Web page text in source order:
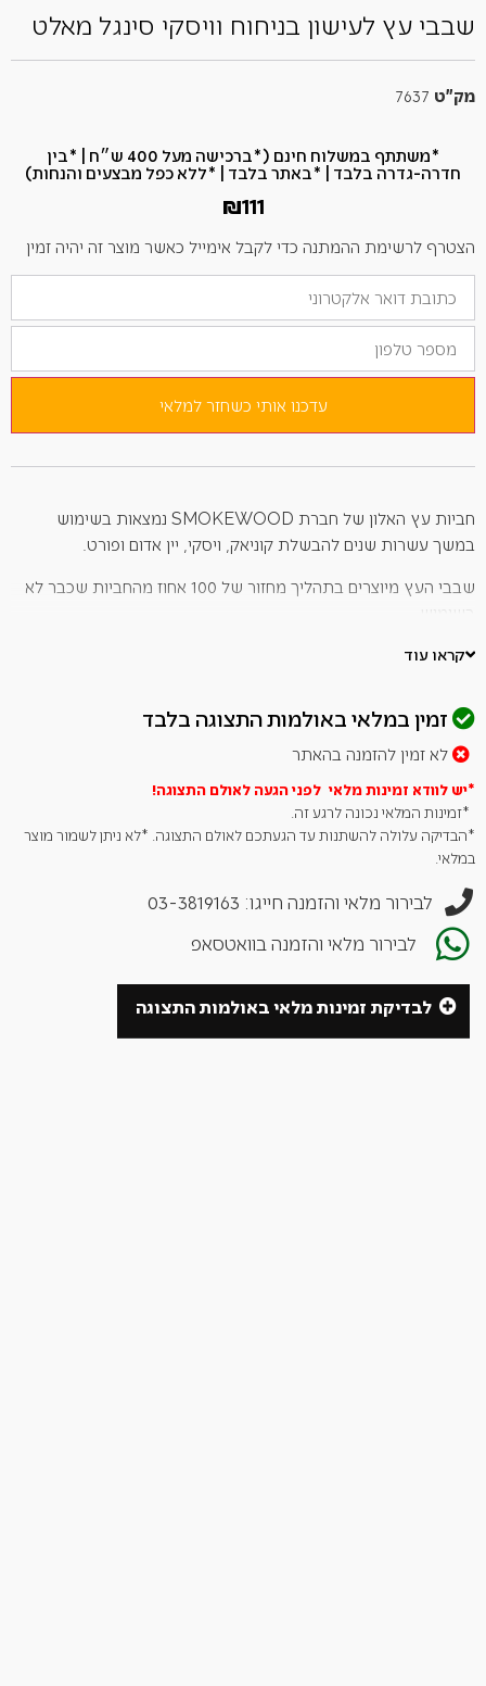
שבבי עץ לעישון בניחוח וויסקי סינגל מאלט
מק"ט
*משתתף במשלוח חינם (*ברכישה מעל 400 ש״ח​ | *בין
חדרה-גדרה בלבד | *באתר בלבד | *ללא כפל מבצעים והנחות)
₪111
הצטרף לרשימת ההמתנה כדי לקבל אימייל כאשר מוצר זה יהיה זמין
הזן
את
כתובת
שלך
כדי
למוצר
מספר
טלפון
עדכנו אותי כשחזר למלאי
חביות עץ האלון של חברת SMOKEWOOD נמצאות בשימוש
במשך עשרות שנים להבשלת קוניאק, ויסקי, יין אדום ופורט.
שבבי העץ מיוצרים בתהליך מחזור של 100 אחוז מהחביות שכבר לא
ניתן לעשות שימוש בשבבים בגרילי גז, פחמים או מעשנה.
הטעם הייחודי נוצר מחלחול הטעם האמיתי של הנוזלים המבשילים
בחביות. טעם זה מעניק ניחוח טבעי למזון המעושן.
2.5 ס"מ.
קראו עוד
זמין במלאי באולמות התצוגה בלבד
לא זמין להזמנה בהאתר
*יש לוודא זמינות מלאי לפני הגעה לאולם התצוגה!
*זמינות המלאי נכונה לרגע זה.
*הבדיקה עלולה להשתנות עד הגעתכם לאולם התצוגה. *לא ניתן לשמור מוצר
במלאי.
לבירור מלאי והזמנה חייגו: 03-3819163
לבירור מלאי והזמנה בוואטסאפ
לבדיקת זמינות מלאי באולמות התצוגה